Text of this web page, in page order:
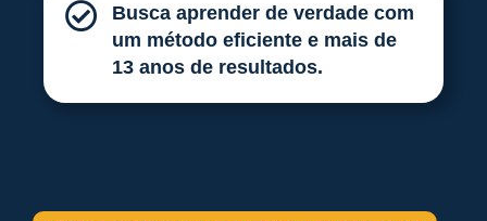
Busca aprender de verdade com
um método eficiente e mais de
13 anos de resultados.